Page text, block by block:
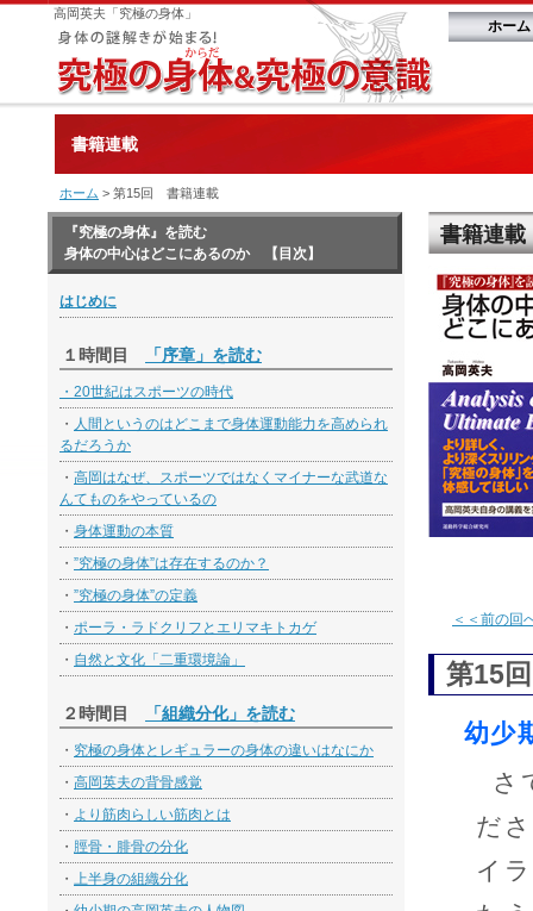
高岡英夫「究極の身体」
ホーム
書籍連載
ホーム > 第15回 書籍連載
『究極の身体』を読む
身体の中心はどこにあるのか 【目次】
はじめに
１時間目 「序章」を読む
・ 20世紀はスポーツの時代
・ 人間というのはどこまで身体運動能力を高められ
るだろうか
・ 高岡はなぜ、スポーツではなくマイナーな武道な
んてものをやっているの
・ 身体運動の本質
・ ”究極の身体”は存在するのか？
・ ”究極の身体”の定義
・ ポーラ・ラドクリフとエリマキトカゲ
・ 自然と文化「二重環境論」
２時間目 「組織分化」を読む
・ 究極の身体とレギュラーの身体の違いはなにか
・ 高岡英夫の背骨感覚
・ より筋肉らしい筋肉とは
・ 脛骨・腓骨の分化
・ 上半身の組織分化
書籍連
＜＜前の回
第15
幼少
さ
だ
イ